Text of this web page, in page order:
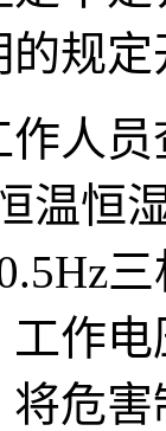
规
员
温恒
作
危